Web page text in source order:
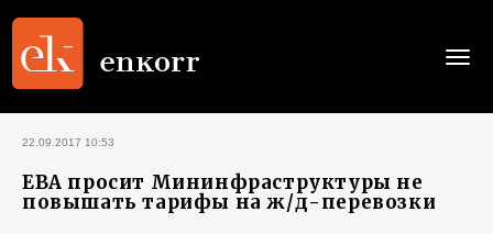
22.09.2017 10:53
EBA просит Мининфраструктуры не
повышать тарифы на ж/д-перевозки